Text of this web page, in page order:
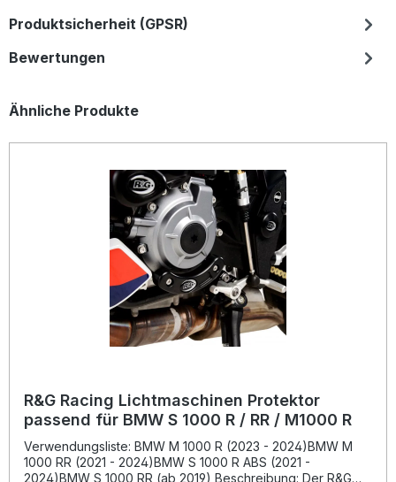
Produktsicherheit (GPSR)
Bewertungen
Produktgalerie überspringen
Ähnliche Produkte
R&G Racing Lichtmaschinen Protektor
passend für BMW S 1000 R / RR / M1000 R
Verwendungsliste: BMW M 1000 R (2023 - 2024)BMW M
1000 RR (2021 - 2024)BMW S 1000 R ABS (2021 -
2024)BMW S 1000 RR (ab 2019) Beschreibung: Der R&G